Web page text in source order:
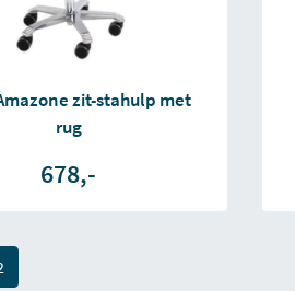
zit-stahulp met
rug
678,-
(current)